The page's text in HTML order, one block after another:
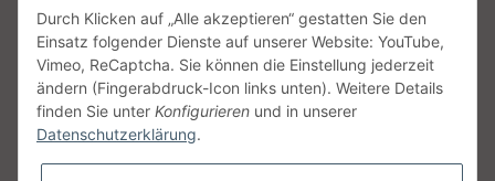
Unsere Communities
Durch Klicken auf „Alle akzeptieren“ gestatten Sie den
Einsatz folgender Dienste auf unserer Website: YouTube,
Vimeo, ReCaptcha. Sie können die Einstellung jederzeit
ändern (Fingerabdruck-Icon links unten). Weitere Details
finden Sie unter Konfigurieren und in unserer
Datenschutzerklärung.